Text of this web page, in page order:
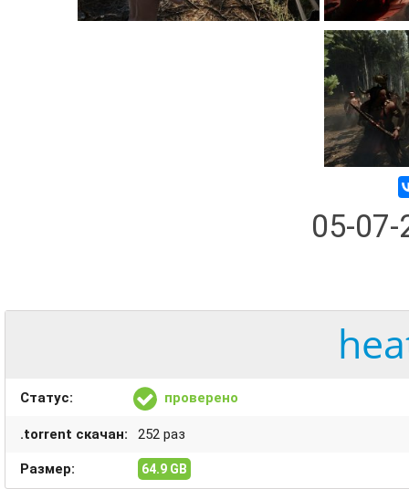
05-
Статус: проверено
.torrent скачан: 252 раз
Размер: 64.9 GB